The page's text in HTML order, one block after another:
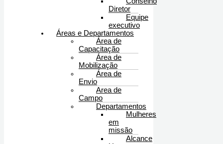
Diretor
Equipe
executivo
Áreas e Departamentos
Área de
Capacitação
Área de
Mobilização
Área de
Envio
Area de
Campo
Departamentos
Mulheres
em
missão
Alcance